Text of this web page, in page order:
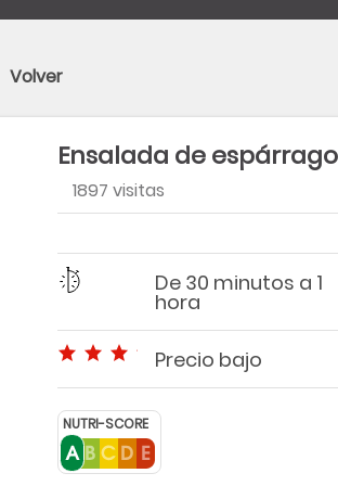
Ensalada de
1897 visitas
Dificultad
Tiempo De 30 minutos a 1
hora
Precio bajo Precio bajo
NUTRI-SCORE
Volver